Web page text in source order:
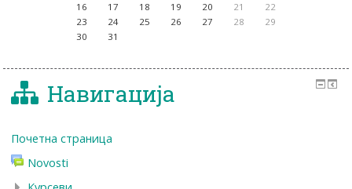
16
17 18 19 20 21
22
23
24 25 26 27 28
29
30
31
Навигација
Почетна страница
Novosti